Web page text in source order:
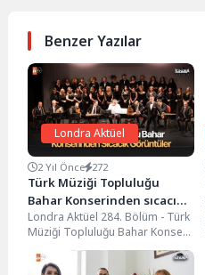
Benzer Yazılar
Londra Aktüel
2 Yıl Önce 272
Türk Müziği Topluluğu
Bahar Konserinden sıcacık
görüntüler…
Londra Aktüel 284. Bölüm - Türk
Müziği Topluluğu Bahar Konseri
Türk Müziği Topluluğu Bahar
Konseri’nden...